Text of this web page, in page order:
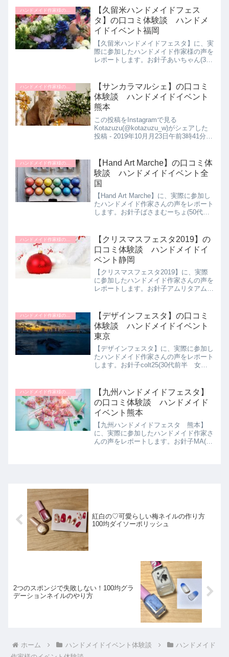
ハンドメイド作家様のイベント体験談
【久留米ハンドメイドフェス
タ】の口コミ体験談 ハンドメ
イドイベント福岡
【久留米ハンドメイドフェスタ】に、実
際に参加したハンドメイド作家様の声を
レポートします。お針子あいちゃん(30
以前住んでおり、馴染みがあった。ハン
ドメイドイベントに以前...
【サンカラマルシェ】の口コミ
体験談 ハンドメイドイベント
熊本
この投稿をInstagramで見る
Kotazuzu(@kotazuzu_w)がシェアした
投稿 - 2019年10月月23日午前3時41分
ートします。お針子みーこぶー(...
【Hand Art Marche】の口コミ体
験談 ハンドメイドイベント全
国
【Hand Art Marche】に、実際に参加し
たハンドメイド作家さんの声をレポート
します。お針子ばさまむーちょ(50代前
一度出展してみたかったから。...
【クリスマスフェスタ2019】の
口コミ体験談 ハンドメイドイ
ベント静岡
【クリスマスフェスタ2019】に、実際
に参加したハンドメイド作家さんの声を
レポートします。お針子アムリタアムリ
職の同僚に誘われて、今年で3回目の出
店となりました。元...
ハンドメイド作家様のイベント体験談
【デザインフェスタ】の口コミ
体験談 ハンドメイドイベント
東京
【デザインフェスタ】に、実際に参加し
たハンドメイド作家さんの声をレポート
します。お針子colt25(30代前半 女性)
レジンの作品を作り販売しています。大
きなイベントに...
ハンドメイド作家様のイベント体験談
【九州ハンドメイドフェスタ】
の口コミ体験談 ハンドメイド
イベント熊本
【九州ハンドメイドフェスタ 熊本】
に、実際に参加したハンドメイド作家さ
んの声をレポートします。お針子MA(40
紅白の♡可愛らしい梅ネイルの作り方
100均ダイソーポリッシュ
2つのスポンジで失敗しない！100均グラ
デーションネイルのやり方
ホーム ハンドメイドイベント体験談
ハンドメイド